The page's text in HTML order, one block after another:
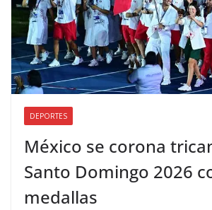
DEPORTES
México se corona
Santo Domingo 2026
medallas